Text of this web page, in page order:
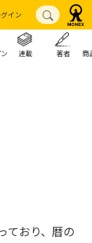
イン
連載 著者 商
ており、暦の